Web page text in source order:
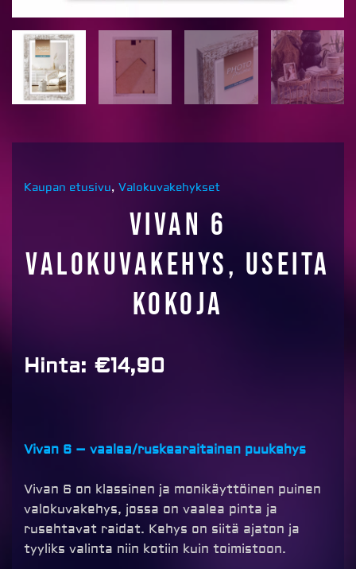
Kaupan etusivu, Valokuvakehykset
Vivan 6
valokuvakehys, useita
kokoja
Hinta: €14,90
Vivan 6 – vaalea/ruskearaitainen puukehys
Vivan 6 on klassinen ja monikäyttöinen puinen
valokuvakehys, jossa on vaalea pinta ja
rusehtavat raidat. Kehys on siitä ajaton ja
tyyliks valinta niin kotiin kuin toimistoon.